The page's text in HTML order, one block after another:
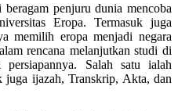
penjuru dunia mencoba
Eropa. Termasuk juga
memilih eropa menjadi negara
rencana melanjutkan studi di
Salah satu ialah
juga ijazah, Transkrip, Akta, dan